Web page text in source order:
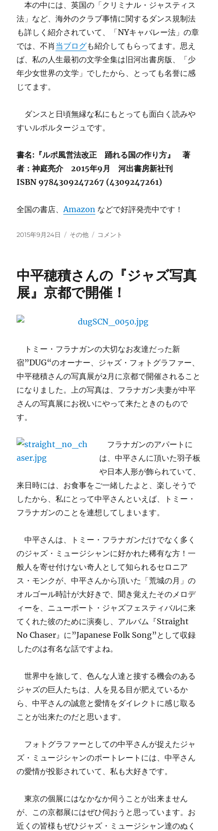
お
父
さ
ん
に
本の中には、英国の「クリミナル・ジャスティス
法」など、海外のクラブ事情に関するダンス規制法
も詳しく紹介されていて、「NYキャバレー法」の章
では、不肖 当ブログも紹介してもらってます。思え
ば、私の人生最初の文学全集は旧河出書房版、「少
年少女世界の文学」でしたから、とっても名誉に感
じてます。
ダンスと日頃無縁な私にもとっても面白く読みや
すいルポルタージュです。
書名:『ルポ風営法改正 踊れる国の作り方』 著
者：神庭亮介 2015年9月 河出書房新社刊
ISBN 9784309247267 (4309247261)
全国の書店、Amazon などで好評発売中です！
投
2015年9月24日
カ
ー
その他
新
「ル
ポ
風
改
踊
る
国
の
く
コメント
中平穂積さんの『ジャズ写真
展』京都で開催！
トミー・フラナガンの大切なお友達だった新
宿”DUG“のオーナー、ジャズ・フォトグラファー、
中平穂積さんの写真展が2月に京都で開催されること
になりました。上の写真は、フラナガン夫妻が中平
さんの写真展にお祝いにやって来たときのもので
す。
フラナガンのアパートに
は、中平さんに頂いた羽子板
や日本人形が飾られていて、
来日時には、お食事をご一緒したよと、楽しそうで
したから、私にとって中平さんといえば、トミー・
フラナガンのことを連想してしまいます。
中平さんは、トミー・フラナガンだけでなく多く
のジャズ・ミュージシャンに好かれた稀有な方！一
般人を寄せ付けない奇人として知られるセロニア
ス・モンクが、中平さんから頂いた 「荒城の月」の
オルゴール時計が大好きで、聞き覚えたそのメロデ
ィーを、ニューポート・ジャズフェスティバルに来
てくれた彼のために演奏し、アルバム『Straight
No Chaser』に”Japanese Folk Song”として収録
したのは有名な話ですよね。
世界中を旅して、色んな人達と接する機会のある
ジャズの巨人たちは、人を見る目が肥えているか
ら、中平さんの誠意と愛情をダイレクトに感じ取る
ことが出来たのだと思います。
フォトグラファーとしての中平さんが捉えたジャ
ズ・ミュージシャンのポートレートには、中平さん
の愛情が投影されていて、私も大好きです。
東京の個展にはなかなか伺うことが出来ません
が、この京都展にはぜひ伺おうと思っています。お
近くの皆様もぜひジャズ・ミュージシャン達のぬく